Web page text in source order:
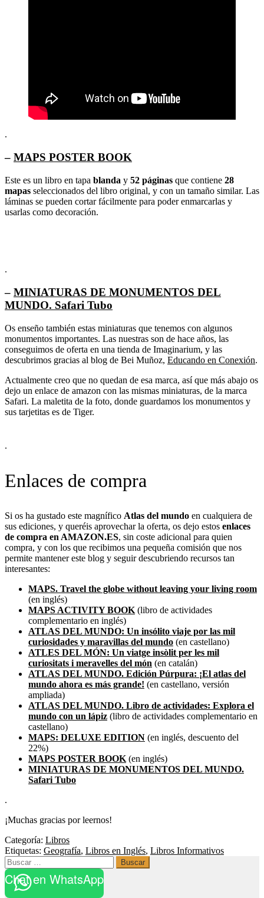
.
– MAPS POSTER BOOK
Este es un libro en tapa blanda y 52 páginas que contiene 28
mapas seleccionados del libro original, y con un tamaño similar. Las
láminas se pueden cortar fácilmente para poder enmarcarlas y
usarlas como decoración.
.
– MINIATURAS DE MONUMENTOS DEL
MUNDO. Safari Tubo
Os enseño también estas miniaturas que tenemos con algunos
monumentos importantes. Las nuestras son de hace años, las
conseguimos de oferta en una tienda de Imaginarium, y las
descubrimos gracias al blog de Bei Muñoz, Educando en Conexión.
Actualmente creo que no quedan de esa marca, así que más abajo os
dejo un enlace de amazon con las mismas miniaturas, de la marca
Safari. La maletita de la foto, donde guardamos los monumentos y
sus tarjetitas es de Tiger.
.
Enlaces de compra
Si os ha gustado este magnífico Atlas del mundo en cualquiera de
sus ediciones, y queréis aprovechar la oferta, os dejo estos enlaces
de compra en AMAZON.ES, sin coste adicional para quien
compra, y con los que recibimos una pequeña comisión que nos
permite mantener este blog y seguir descubriendo recursos tan
interesantes:
MAPS. Travel the globe without leaving your living room
(en inglés)
MAPS ACTIVITY BOOK (libro de actividades
complementario en inglés)
ATLAS DEL MUNDO: Un insólito viaje por las mil
curiosidades y maravillas del mundo (en castellano)
ATLES DEL MÓN: Un viatge insòlit per les mil
curiositats i meravelles del món (en catalán)
ATLAS DEL MUNDO. Edición Púrpura: ¡El atlas del
mundo ahora es más grande! (en castellano, versión
ampliada)
ATLAS DEL MUNDO. Libro de actividades: Explora el
mundo con un lápiz (libro de actividades complementario en
castellano)
MAPS: DELUXE EDITION (en inglés, descuento del
22%)
MAPS POSTER BOOK (en inglés)
MINIATURAS DE MONUMENTOS DEL MUNDO.
Safari Tubo
.
¡Muchas gracias por leernos!
Categoría: Libros
Etiquetas: Geografía, Libros en Inglés, Libros Informativos
Buscar:
Chat en WhatsApp